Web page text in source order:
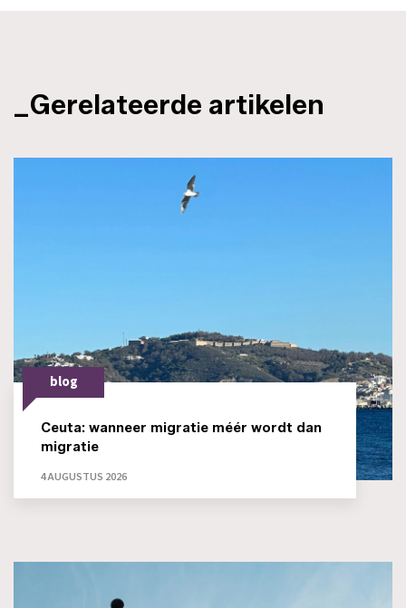
_Gerelateerde artikelen
blog
Ceuta: wanneer migratie méér wordt dan
migratie
4 AUGUSTUS 2026